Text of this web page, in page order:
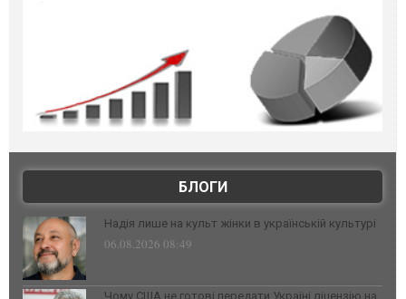
БЛОГИ
Надія лише на культ жінки в українській культурі
06.08.2026 08:49
Чому США не готові передати Україні ліцензію на